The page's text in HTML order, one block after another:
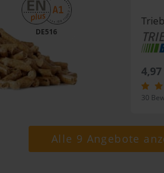
DE516
4,97
30
Alle 9 Angebote